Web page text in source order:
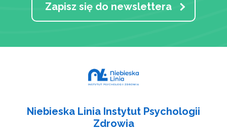
Zapisz się do newslettera
Niebieska Linia Instytut Psychologii
Zdrowia